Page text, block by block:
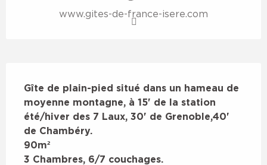
www.gites-de-france-isere.com
Gîte de plain-pied situé dans un hameau de
moyenne montagne, à 15' de la station
été/hiver des 7 Laux, 30' de Grenoble,40'
de Chambéry.
90m²
3 Chambres, 6/7 couchages.